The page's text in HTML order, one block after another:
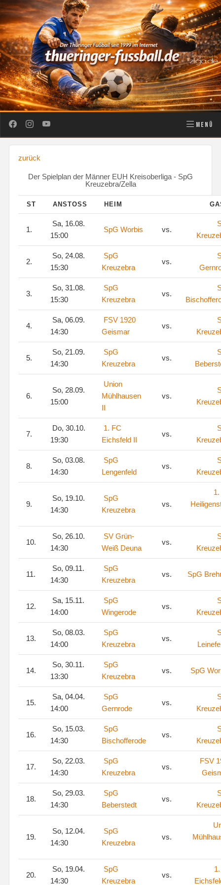
MENÜ
zurück
Der Spielplan der Männer EUH Kreisoberliga - SpG
Kreuzebra/Zella
ST ANSTOSS HEIM
1.
Sa, 16.08.
15:00
SpG Worbis vs.
2.
So, 24.08.
15:30
SpG
Kreuzebra
vs.
3.
So, 31.08.
15:30
SpG
Kreuzebra
vs.
4.
Sa, 06.09.
14:30
FSV 1920
Geismar
vs.
5.
So, 21.09.
14:30
SpG
Kreuzebra
vs.
6.
So, 28.09.
15:00
Union
Mühlhausen
II
vs.
7.
Do, 30.10.
19:30
1. FC
Eichsfeld II
vs.
8.
So, 03.08.
14:30
SpG
Lengenfeld
vs.
9.
So, 19.10.
14:30
SpG
Kreuzebra
vs.
10.
So, 26.10.
14:30
SV Grün-
Weiß Deuna
vs.
11.
So, 09.11.
14:30
SpG
Kreuzebra
vs. SpG
12.
Sa, 15.11.
14:00
SpG
Wingerode
vs.
13.
So, 08.03.
14:00
SpG
Kreuzebra
vs.
14.
So, 30.11.
13:30
SpG
Kreuzebra
vs. SpG
15.
Sa, 04.04.
14:00
SpG
Gernrode
vs.
16.
So, 15.03.
14:30
SpG
Bischofferode
vs.
17.
So, 22.03.
14:30
SpG
Kreuzebra
vs.
FSV
18.
So, 29.03.
14:30
SpG
Beberstedt
vs.
19.
So, 12.04.
14:30
SpG
Kreuzebra
vs.
20.
So, 19.04.
14:30
SpG
Kreuzebra
vs.